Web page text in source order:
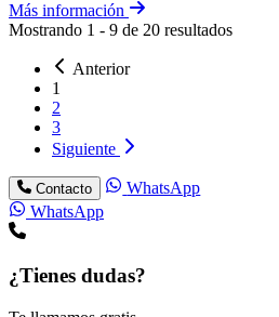
Más información
Mostrando 1 - 9 de 20 resultados
Anterior
1
2
3
Siguiente
Contacto
WhatsApp
WhatsApp
¿Tienes dudas?